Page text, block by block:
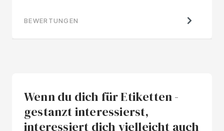
BEWERTUNGEN
Wenn du dich für Etiketten -
gestanzt interessierst,
interessiert dich vielleicht auch